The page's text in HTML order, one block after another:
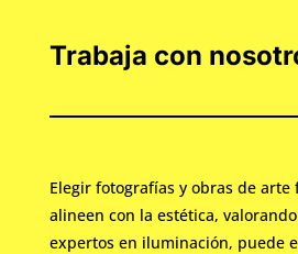
Trabaja con
Elegir fotografías y obras de arte
alineen con la estética,
expertos en iluminación, puede